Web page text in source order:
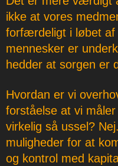
ikke at vores
forfærdeligt i løbet af
mennesker er
hedder at sorgen er
Hvordan er vi
forståelse at vi
virkelig så ussel?
muligheder for at
og kontrol med